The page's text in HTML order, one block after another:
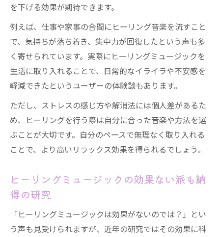
を下げる効果が期待できます。
例えば、仕事や家事の合間にヒーリング音楽を流すこと
で、気持ちが落ち着き、集中力が回復したという声も多
く寄せられています。実際にヒーリングミュージックを
生活に取り入れることで、日常的なイライラや不安感を
軽減できたというユーザーの体験談もあります。
ただし、ストレスの感じ方や解消法には個人差があるた
め、ヒーリングを行う際は自分に合った音楽や方法を選
ぶことが大切です。自分のペースで無理なく取り入れる
ことで、より高いリラックス効果を得られるでしょう。
ヒーリングミュージックの効果ない派も納
得の研究
「ヒーリングミュージックは効果がないのでは？」とい
う声も見受けられますが、近年の研究ではその効果に科